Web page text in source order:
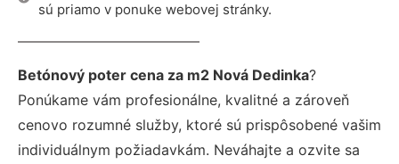
sú priamo v ponuke webovej stránky.
Betónový poter cena za m2 Nová Dedinka?
Ponúkame vám profesionálne, kvalitné a zároveň
cenovo rozumné služby, ktoré sú prispôsobené vašim
individuálnym požiadavkám. Neváhajte a ozvite sa